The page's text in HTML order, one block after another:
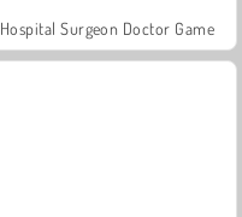
Hospital Surgeon Doctor Game